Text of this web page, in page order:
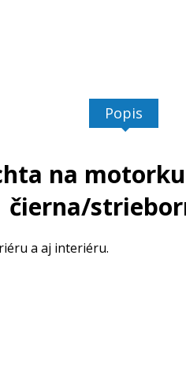
Popis
na
čierna/
a aj interiéru.